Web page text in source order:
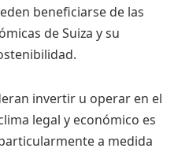
beneficiarse de las
de Suiza y su
invertir u operar en el
legal y económico es
a medida